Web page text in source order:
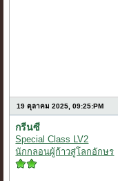
19 ตุลาคม 2025, 09:25:PM
กรีนซี
Special Class LV2
นักกลอนผู้ก้าวสู่โลกอักษร